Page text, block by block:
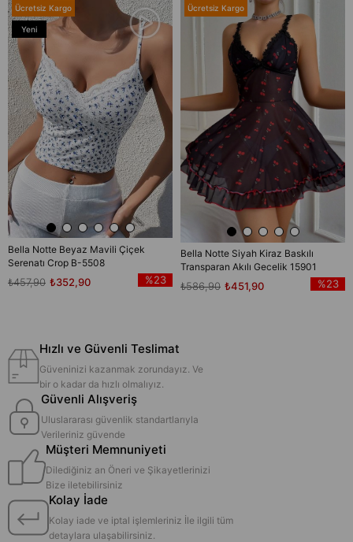
Bella Notte Beyaz Mavili Çiçek
Serenatı Crop B-5508
₺352,90
₺457,90 %23
Ücretsiz Kargo
Yeni
Bella Notte Siyah Kiraz Baskılı
Transparan Akılı Gecelik 15901
₺451,90
₺586,90 %23
Ücretsiz Kargo
Hızlı ve Güvenli Teslimat
Güveninizi kazanmak zorundayız. Ve
bir o kadar da hızlı olmalıyız.
Güvenli Alışveriş
Uluslararası güvenlik standartlarıyla
Verileriniz güvende
Müşteri Memnuniyeti
Dilediğiniz an Öneri ve Şikayetlerinizi
Bize iletebilirsiniz
Kolay İade
Kolay iade ve iptal işlemleriniz İle ilgili tüm
detaylara ulaşabilirsiniz.